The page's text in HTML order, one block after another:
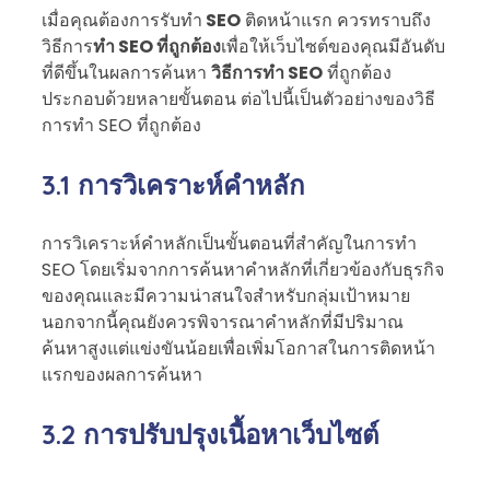
เมื่อคุณต้องการรับทำ SEO ติดหน้าแรก ควรทราบถึง
วิธีการทำ SEO ที่ถูกต้องเพื่อให้เว็บไซต์ของคุณมีอันดับ
ที่ดีขึ้นในผลการค้นหา วิธีการทำ SEOที่ถูกต้อง
ประกอบด้วยหลายขั้นตอน ต่อไปนี้เป็นตัวอย่างของวิธี
การทำ SEO ที่ถูกต้อง
3.1 การวิเคราะห์คำหลัก
การวิเคราะห์คำหลักเป็นขั้นตอนที่สำคัญในการทำ
SEO โดยเริ่มจากการค้นหาคำหลักที่เกี่ยวข้องกับธุรกิจ
ของคุณและมีความน่าสนใจสำหรับกลุ่มเป้าหมาย
นอกจากนี้คุณยังควรพิจารณาคำหลักที่มีปริมาณ
ค้นหาสูงแต่แข่งขันน้อยเพื่อเพิ่มโอกาสในการติดหน้า
แรกของผลการค้นหา
3.2 การปรับปรุงเนื้อหาเว็บไซต์